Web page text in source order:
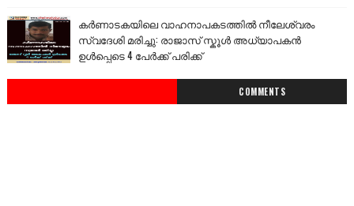
കർണാടകയിലെ വാഹനാപകടത്തിൽ നീലേശ്വരം
സ്വദേശി മരിച്ചു: രാജാസ് സ്കൂൾ അധ്യാപകൻ
ഉൾപ്പെടെ 4 പേർക്ക് പരിക്ക്
COMMENTS